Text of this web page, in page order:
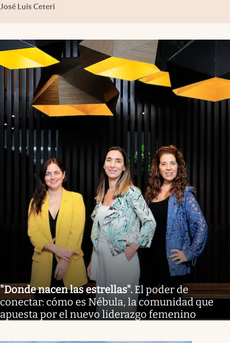
José Luis Ceteri
"Donde nacen las estrellas". El poder de
conectar: cómo es Nébula, la comunidad que
apuesta por el nuevo liderazgo femenino